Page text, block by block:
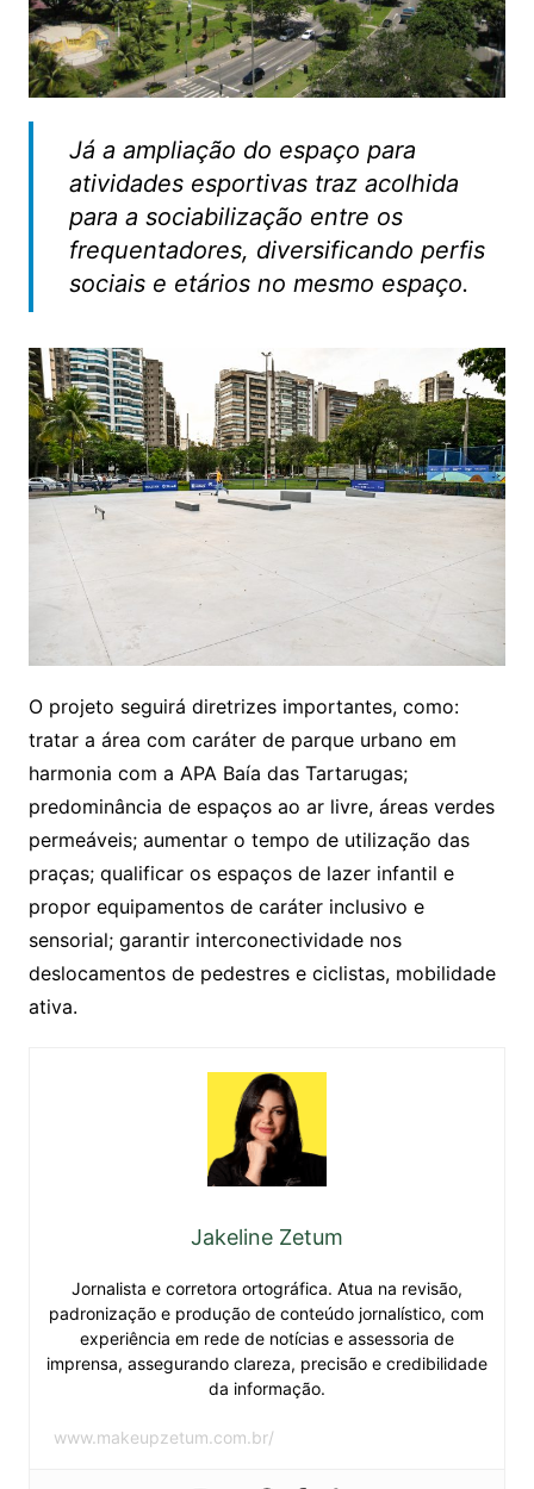
Já a ampliação do espaço para
atividades esportivas traz acolhida
para a sociabilização entre os
frequentadores, diversificando perfis
sociais e etários no mesmo espaço.
O projeto seguirá diretrizes importantes, como:
tratar a área com caráter de parque urbano em
harmonia com a APA Baía das Tartarugas;
predominância de espaços ao ar livre, áreas verdes
permeáveis; aumentar o tempo de utilização das
praças; qualificar os espaços de lazer infantil e
propor equipamentos de caráter inclusivo e
sensorial; garantir interconectividade nos
deslocamentos de pedestres e ciclistas, mobilidade
ativa.
Jakeline Zetum
Jornalista e corretora ortográfica. Atua na revisão,
padronização e produção de conteúdo jornalístico, com
experiência em rede de notícias e assessoria de
imprensa, assegurando clareza, precisão e credibilidade
da informação.
www.makeupzetum.com.br/